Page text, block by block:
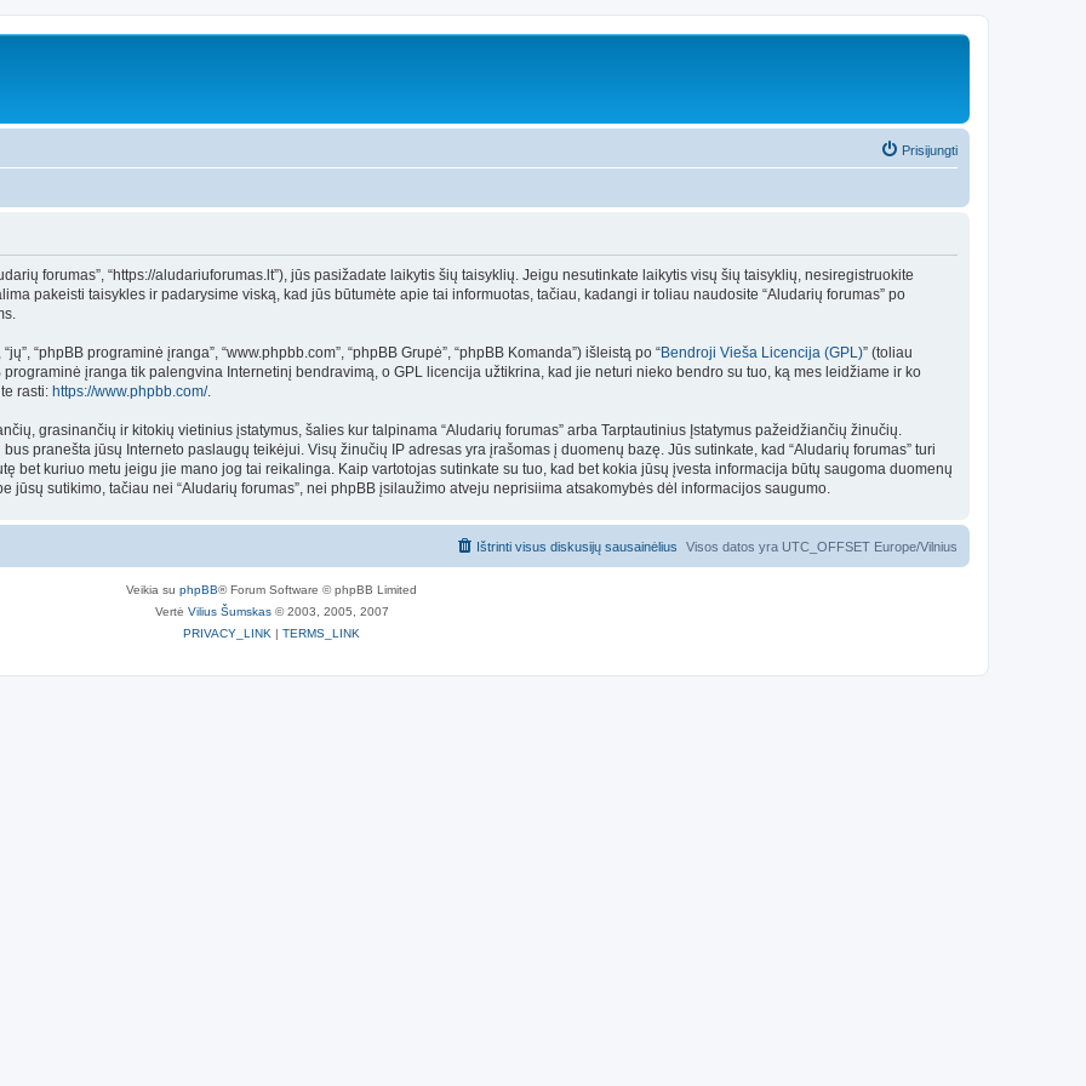
Prisijungti
forumas”, “https://aludariuforumas.lt”), jūs pasižadate laikytis šių taisyklių. Jeigu nesutinkate laikytis visų šių taisyklių, nesiregistruokite
pakeisti taisykles ir padarysime viską, kad jūs būtumėte apie tai informuotas, tačiau, kadangi ir toliau naudosite “Aludarių forumas” po
“phpBB programinė įranga”, “www.phpbb.com”, “phpBB Grupė”, “phpBB Komanda”) išleistą po “Bendroji Vieša Licencija (GPL)” (toliau
įranga tik palengvina Internetinį bendravimą, o GPL licencija užtikrina, kad jie neturi nieko bendro su tuo, ką mes leidžiame ir ko
rasti: https://www.phpbb.com/.
grasinančių ir kitokių vietinius įstatymus, šalies kur talpinama “Aludarių forumas” arba Tarptautinius Įstatymus pažeidžiančių žinučių.
pranešta jūsų Interneto paslaugų teikėjui. Visų žinučių IP adresas yra įrašomas į duomenų bazę. Jūs sutinkate, kad “Aludarių forumas” turi
bet kuriuo metu jeigu jie mano jog tai reikalinga. Kaip vartotojas sutinkate su tuo, kad bet kokia jūsų įvesta informacija būtų saugoma duomenų
jūsų sutikimo, tačiau nei “Aludarių forumas”, nei phpBB įsilaužimo atveju neprisiima atsakomybės dėl informacijos saugumo.
Visos datos yra UTC_OFFSET Europe/Vilnius
Ištrinti visus diskusijų sausainėlius
Veikia su phpBB® Forum Software © phpBB Limited
Vertė Vilius Šumskas© 2003, 2005, 2007
PRIVACY_LINK | TERMS_LINK